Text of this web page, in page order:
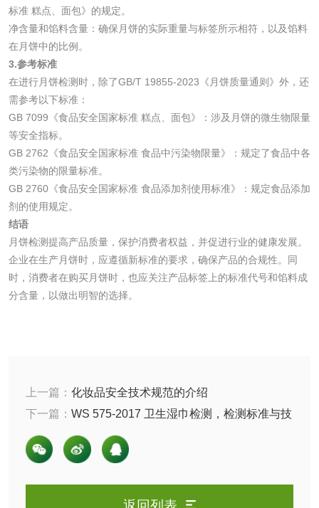
标准 糕点、面包》的规定。
净含量和馅料含量：确保月饼的实际重量与标签所示相符，以及馅料
在月饼中的比例。
3.参考标准
在进行月饼检测时，除了GB/T 19855-2023《月饼质量通则》外，还
需参考以下标准：
GB 7099《食品安全国家标准 糕点、面包》：涉及月饼的微生物限量
等安全指标。
GB 2762《食品安全国家标准 食品中污染物限量》：规定了食品中各
类污染物的限量标准。
GB 2760《食品安全国家标准 食品添加剂使用标准》：规定食品添加
剂的使用规定。
结语
月饼检测提高产品质量，保护消费者权益，并促进行业的健康发展。
企业在生产月饼时，应遵循新标准的要求，确保产品的合规性。同
时，消费者在购买月饼时，也应关注产品标签上的标准代号和馅料成
分含量，以做出明智的选择。
上一篇： 化妆品安全技术规范的介绍
下一篇： WS 575-2017 卫生湿巾检测，检测标准与技
术要求有哪些
化妆品急性经口毒
化妆品皮肤变态反
花露水检测 蚊香液检测
洗手液检测
工业乳状氢氧化钙 铝酸钙检测
三氯异氰尿酸检测
碳酸钙检测